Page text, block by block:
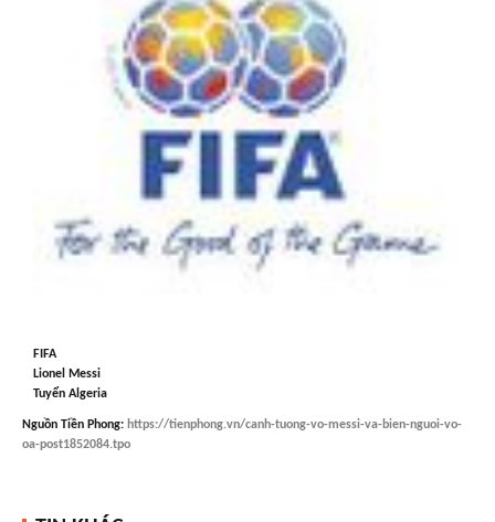
FIFA
Lionel Messi
Tuyển Algeria
Nguồn Tiền Phong: https://tienphong.vn/canh-tuong-vo-messi-va-bien-nguoi-vo-
oa-post1852084.tpo